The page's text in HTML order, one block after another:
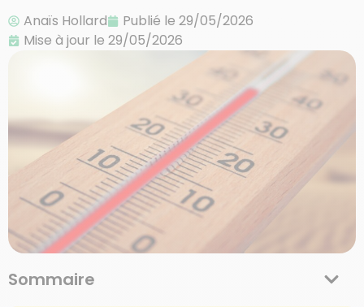
Anaïs Hollard
Publié le 29/05/2026
Mise à jour le 29/05/2026
Sommaire